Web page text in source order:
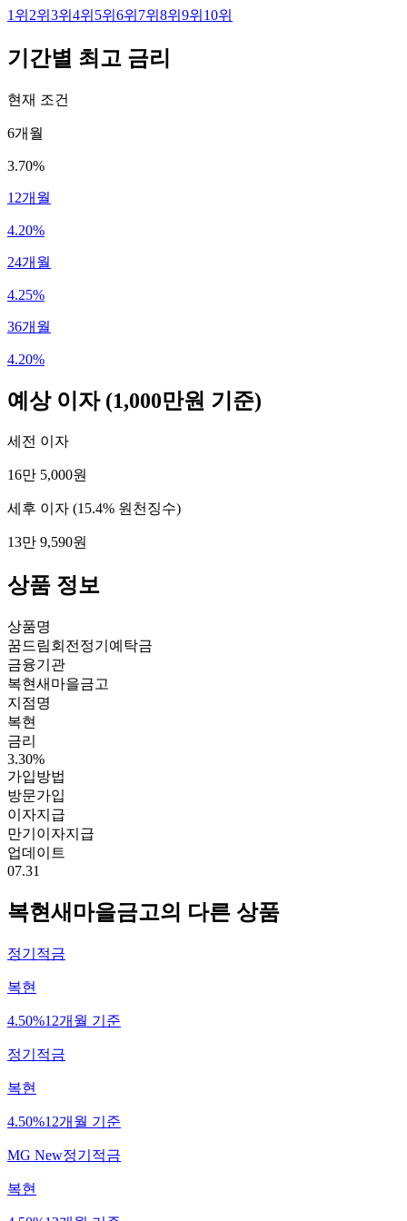
1 위 2위 3위 4위 5위 6위 7위 8위 9위 10위
기간별 최고 금리
현재 조건
6개월
3.70%
12개월
4.20%
24개월
4.25%
36개월
4.20%
예상 이자 (1,000만원 기준)
세전 이자
16만 5,000원
세후 이자 (15.4% 원천징수)
13만 9,590원
상품 정보
상품명
꿈드림회전정기예탁금
금융기관
복현새마을금고
지점명
복현
금리
3.30%
가입방법
방문가입
이자지급
만기이자지급
업데이트
07.31
복현새마을금고의 다른 상품
정기적금
복현
4.50%12개월 기준
정기적금
복현
4.50%12개월 기준
MG New정기적금
복현